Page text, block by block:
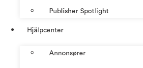
Publisher Spotlight
Hjälpcenter
Annonsører